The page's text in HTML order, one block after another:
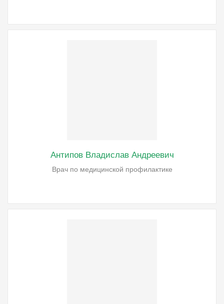
Антипов Владислав Андреевич
Врач по медицинской профилактике